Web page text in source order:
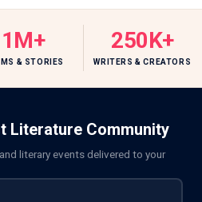
1M+
& STORIES
250K+
WRITERS & CREATORS
Literature Community
literary events delivered to your